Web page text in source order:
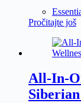
Pročitajte još
All-In-